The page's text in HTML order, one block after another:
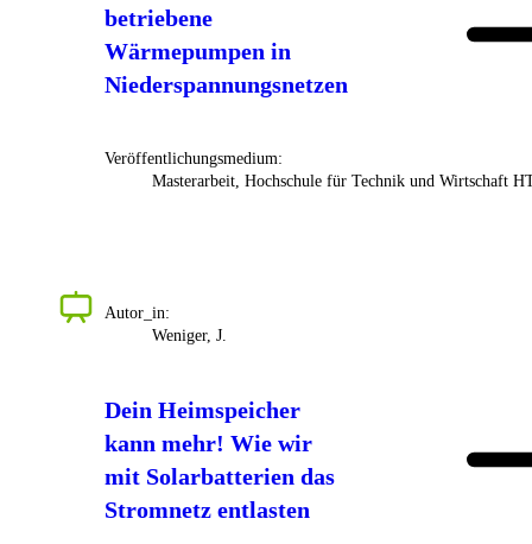
betriebene
Wärmepumpen in
Niederspannungsnetzen
Veröffentlichungsmedium:
Masterarbeit, Hochschule für Technik und Wirtschaft
Autor_in:
Weniger, J.
Dein Heimspeicher
kann mehr! Wie wir
mit Solarbatterien das
Stromnetz entlasten